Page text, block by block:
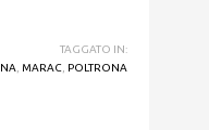
TAGGATO IN:
MARAC POLTRONA